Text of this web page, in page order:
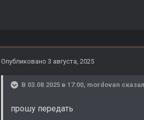
Опубликовано 3 августа, 2025
В 03.08.2025 в 17:00, mordovan
прошу передать